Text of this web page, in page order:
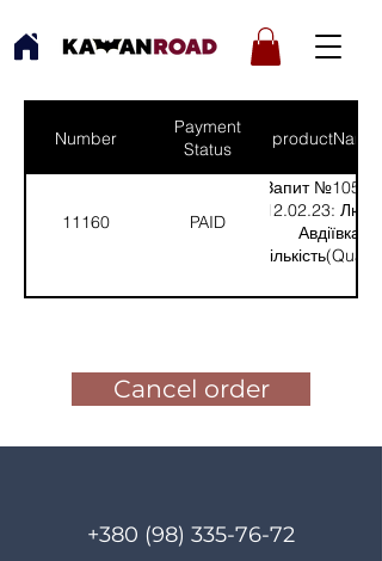
Number
Payment
Status
productNames
11160 PAID
Запит №1054
12.02.23:
Авдіївка
Cancel order
+380 (98) 335-76-72